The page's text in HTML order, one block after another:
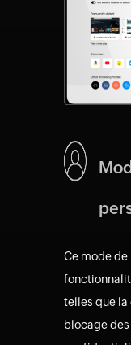
Ce mode
telles que la
blocage